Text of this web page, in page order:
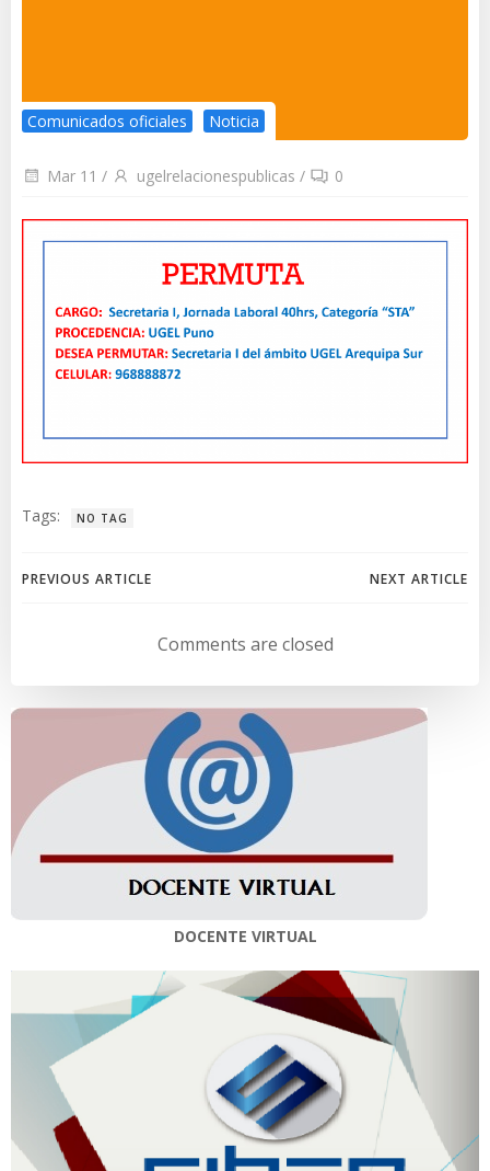
Comunicados oficiales Noticia
Mar 11 / ugelrelacionespublicas / 0
Tags: NO TAG
Navegación
entradas
PREVIOUS ARTICLE
Navegación
de
entradas
NEXT ARTICLE
Comments are closed
DOCENTE VIRTUAL